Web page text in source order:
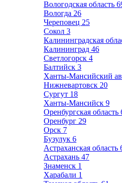
Вологодская область
Вологда 26
Череповец 25
Сокол 3
Калининградская
Калининград 46
Светлогорск 4
Балтийск 3
Ханты-Мансийский
Нижневартовск 20
Сургут 18
Ханты-Мансийск 9
Оренбургская область
Оренбург 29
Орск 7
Бузулук 6
Астраханская область
Астрахань 47
Знаменск 1
Харабали 1